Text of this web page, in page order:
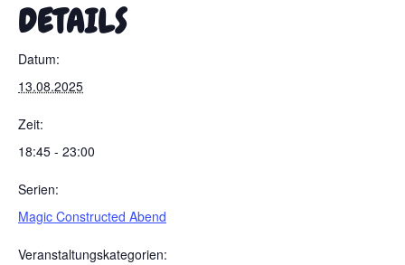
DETAILS
Datum:
13.08.2025
Zeit:
18:45 - 23:00
Serien:
Magic Constructed Abend
Veranstaltungskategorien: